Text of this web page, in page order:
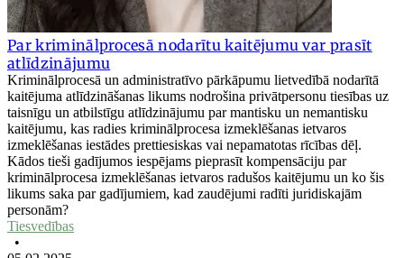
Par kriminālprocesā nodarītu kaitējumu var prasīt
atlīdzinājumu
Kriminālprocesā un administratīvo pārkāpumu lietvedībā nodarītā
kaitējuma atlīdzināšanas likums nodrošina privātpersonu tiesības uz
taisnīgu un atbilstīgu atlīdzinājumu par mantisku un nemantisku
kaitējumu, kas radies kriminālprocesa izmeklēšanas ietvaros
izmeklēšanas iestādes prettiesiskas vai nepamatotas rīcības dēļ.
Kādos tieši gadījumos iespējams pieprasīt kompensāciju par
kriminālprocesa izmeklēšanas ietvaros radušos kaitējumu un ko šis
likums saka par gadījumiem, kad zaudējumi radīti juridiskajām
personām?
Tiesvedības
•